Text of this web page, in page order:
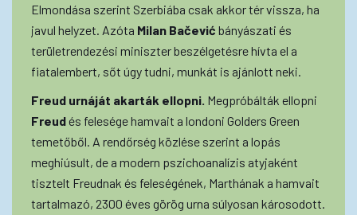
Elmondása szerint Szerbiába csak akkor tér vissza, ha
javul helyzet. Azóta Milan Bačević bányászati és
területrendezési miniszter beszélgetésre hívta el a
fiatalembert, sőt úgy tudni, munkát is ajánlott neki.
Freud urnáját akarták ellopni. Megpróbálták ellopni
Freudés felesége hamvait a londoni Golders Green
temetőből. A rendőrség közlése szerint a lopás
meghiúsult, de a modern pszichoanalízis atyjaként
tisztelt Freudnak és feleségének, Marthának a hamvait
tartalmazó, 2300 éves görög urna súlyosan károsodott.